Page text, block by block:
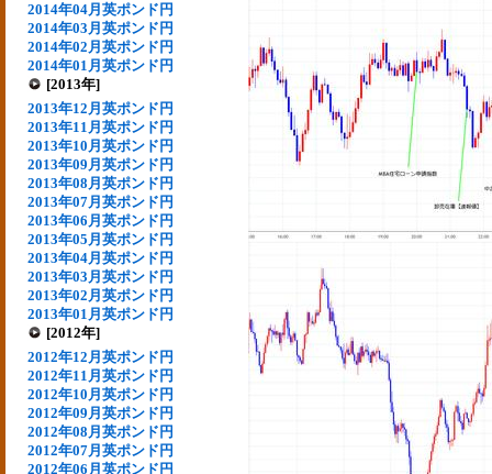
2014年04月英ポンド円
2014年03月英ポンド円
2014年02月英ポンド円
2014年01月英ポンド円
[2013年]
2013年12月英ポンド円
2013年11月英ポンド円
2013年10月英ポンド円
2013年09月英ポンド円
2013年08月英ポンド円
2013年07月英ポンド円
2013年06月英ポンド円
2013年05月英ポンド円
2013年04月英ポンド円
2013年03月英ポンド円
2013年02月英ポンド円
2013年01月英ポンド円
[2012年]
2012年12月英ポンド円
2012年11月英ポンド円
2012年10月英ポンド円
2012年09月英ポンド円
2012年08月英ポンド円
2012年07月英ポンド円
2012年06月英ポンド円